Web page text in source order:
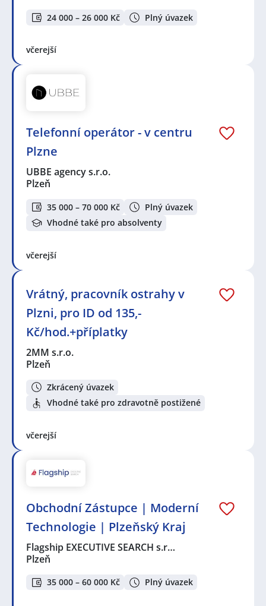
24 000 – 26 000 Kč Plný úvazek
včerejší
Telefonní operátor - v centru
Plzne
UBBE agency s.r.o.
Plzeň
35 000 – 70 000 Kč
Plný úvazek
Vhodné také pro absolventy
včerejší
Vrátný, pracovník ostrahy v
Plzni, pro ID od 135,-
Kč/hod.+příplatky
2MM s.r.o.
Plzeň
Zkrácený úvazek
Vhodné také pro zdravotně postižené
včerejší
Obchodní Zástupce | Moderní
Technologie | Plzeňský Kraj
Flagship EXECUTIVE SEARCH s.r…
Plzeň
35 000 – 60 000 Kč Plný úvazek